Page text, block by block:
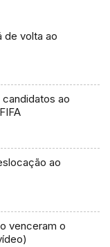
de volta ao
candidatos ao
ao
venceram o